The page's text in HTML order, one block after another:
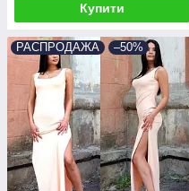
Купити
РАСПРОДАЖА –50%